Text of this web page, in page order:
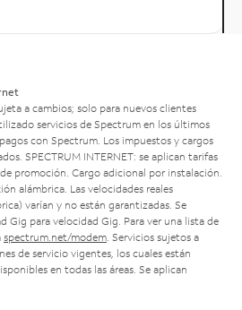
a cambios; solo para nuevos clientes
servicios de Spectrum en los últimos
con Spectrum. Los impuestos y cargos
SPECTRUM INTERNET: se aplican tarifas
promoción. Cargo adicional por instalación.
alámbrica. Las velocidades reales
varían y no están garantizadas. Se
Gig para velocidad Gig. Para ver una lista de
spectrum.net/modem . Servicios sujetos a
de servicio vigentes, los cuales están
en todas las áreas. Se aplican